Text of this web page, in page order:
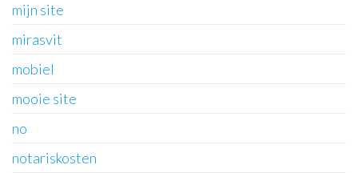
mijn site
mirasvit
mobiel
mooie site
no
notariskosten